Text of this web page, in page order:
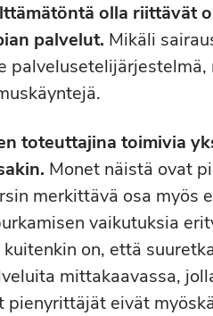
olla riittävät
palvelut. Mikäli
toteuttajina toimivia
Monet näistä ovat
merkittävä osa myös
vaikutuksia
on, että
mittakaavassa,
pienyrittäjät eivät